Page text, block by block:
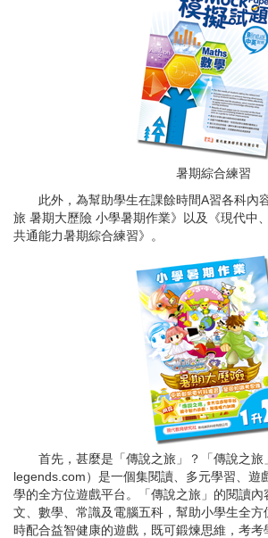
暑期綜合練習
此外，為幫助學生在課餘時間A習各科內
旅 暑期大歷險 小學暑期作業》以及《現代中
共通能力暑期綜合練習》。
首先，甚麼是「傳說之旅」？「傳說之旅
legends.com）是一個集閱讀、多元學習、遊
學的全方位遊戲平台。「傳說之旅」的閱讀
文、數學、常識及電腦五科，幫助小學生全
時配合益智健康的遊戲，既可鍛煉思維，考